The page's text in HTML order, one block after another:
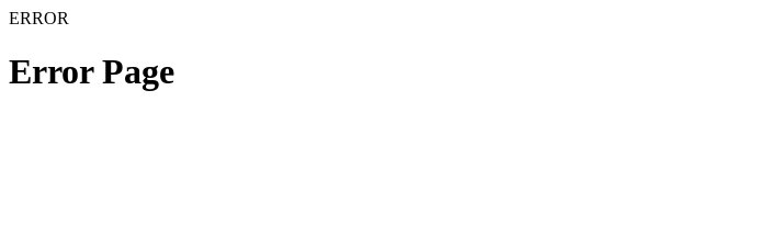
ERROR
Error Page